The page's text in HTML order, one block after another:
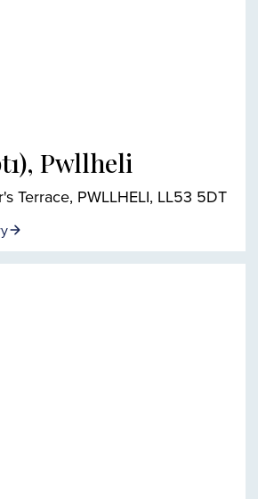
Pwllheli
Terrace, PWLLHELI, LL53 5DT